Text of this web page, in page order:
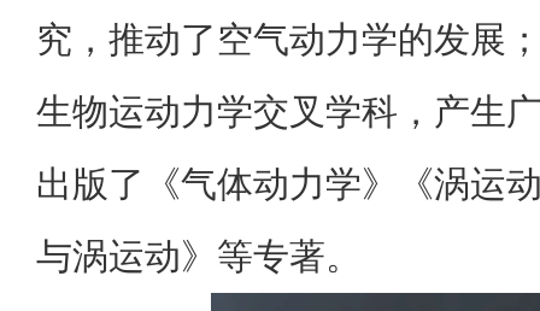
究，推动了空气动力学的发展
生物运动力学交叉学科，产生
出版了《气体动力学》《涡运
与涡运动》等专著。